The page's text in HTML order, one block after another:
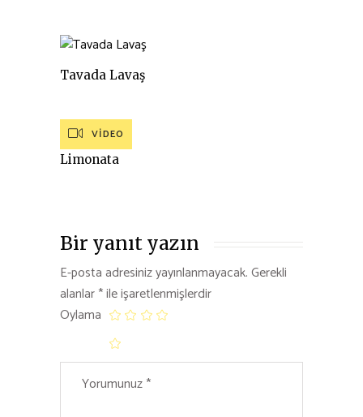
Tavada Lavaş
VIDEO
Limonata
Bir yanıt yazın
E-posta adresiniz yayınlanmayacak.Gerekli
alanlar*ile işaretlenmişlerdir
Oylama